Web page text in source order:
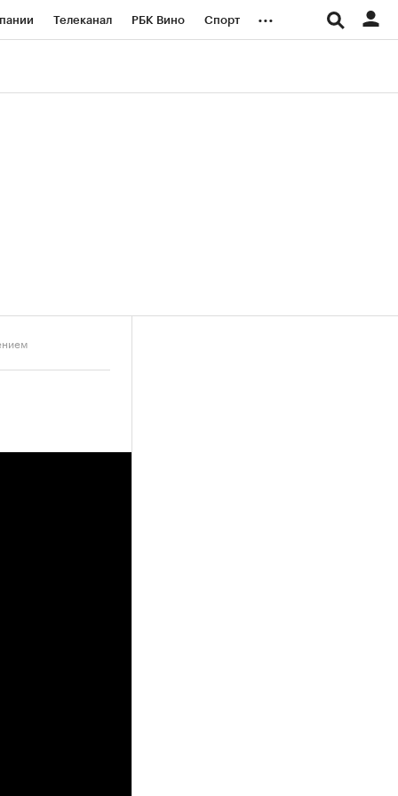
Телеканал РБК Вино Спорт ...